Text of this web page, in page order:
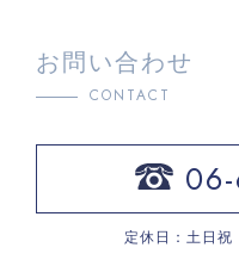
お問い合わせ
CONTACT
定休日：土日